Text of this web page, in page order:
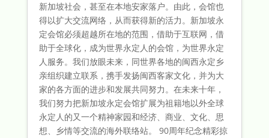
新加坡社会，甚至在本地安家落户。由此，会馆也
得以扩大交流网络，从而获得新的活力。新加坡永
定会馆必须超越所在地的范围，借助于互联网，借
助于全球化，成为世界永定人的会馆，为世界永定
人服务。我们放眼未来，同世界各地的闽西永定乡
亲组织建立联系，携手发扬闽西客家文化，并为大
家的各方面的进步和发展共同努力。在未来十年，
我们努力把新加坡永定会馆扩展为祖籍地以外全球
永定人的又一个精神家园和经济、商业、文化、思
想、乡情等交流的海外联络站。 90周年纪念精彩掠